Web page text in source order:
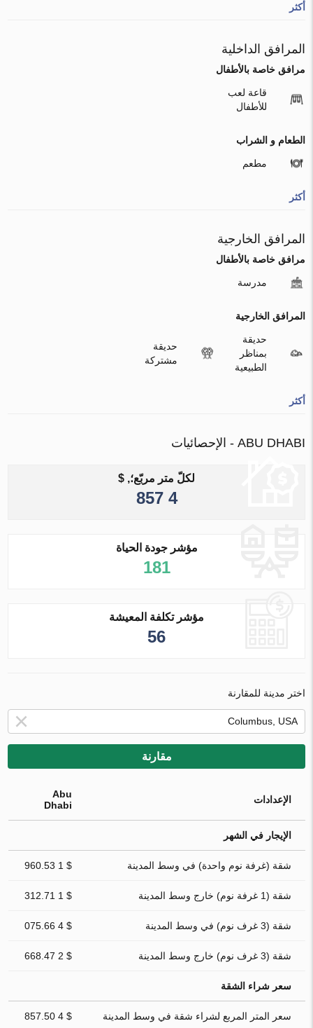
أكثر
المرافق الداخلية
مرافق خاصة بالأطفال
قاعة لعب
للأطفال
الطعام و الشراب
مطعم
أكثر
المرافق الخارجية
مرافق خاصة بالأطفال
مدرسة
المرافق الخارجية
حديقة
بمناظر
الطبيعية
حديقة
مشتركة
أكثر
ABU DHABI - الإحصائيات
لكلّ متر مربّع؛, $
4 857
مؤشر جودة الحياة
181
مؤشر تكلفة المعيشة
56
اختر مدينة للمقارنة
مقارنة
الإعدادات
Abu
Dhabi
الإيجار في الشهر
شقة (غرفة نوم واحدة) في وسط المدينة $ 1 960.53
شقة (1 غرفة نوم) خارج وسط المدينة $ 1 312.71
شقة (3 غرف نوم) في وسط المدينة $ 4 075.66
شقة (3 غرف نوم) خارج وسط المدينة $ 2 668.47
سعر شراء الشقة
سعر المتر المربع لشراء شقة في وسط المدينة $ 4 857.50